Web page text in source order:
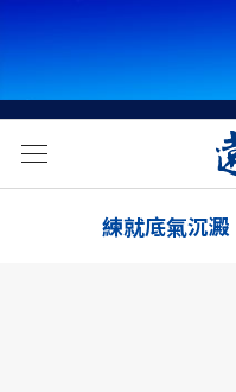
練就底氣沉澱